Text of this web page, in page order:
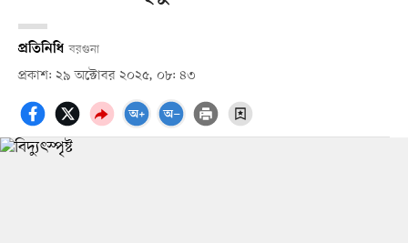
প্রতিনিধি বরগুনা
প্রকাশ: ২৯ অক্টোবর ২০২৫, ০৮: ৪৩